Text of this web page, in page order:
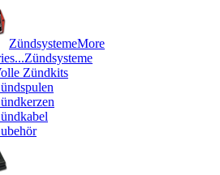
ZündsystemeMore
Zündsysteme
Zündkits